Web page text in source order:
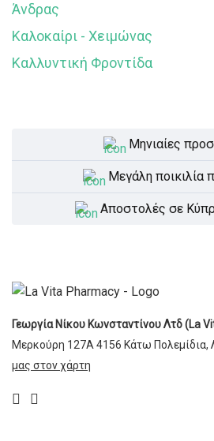
Άνδρας
Καλοκαίρι - Χειμώνας
Καλλυντική Φροντίδα
Μηνιαίες
Μεγάλη ποικιλία
Αποστολές σε
Γεωργία Νίκου Κωνσταντίνου Λτδ (La
Μερκούρη 127Α 4156 Κάτω Πολεμίδια,
μας στον χάρτη